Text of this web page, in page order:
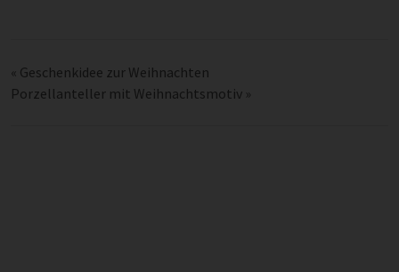
« Geschenkidee zur Weihnachten
Porzellanteller mit Weihnachtsmotiv »